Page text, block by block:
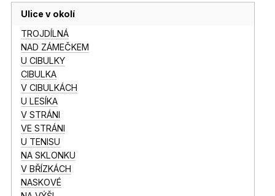
Ulice v okolí
TROJDÍLNÁ
NAD ZÁMEČKEM
U CIBULKY
CIBULKA
V CIBULKÁCH
U LESÍKA
V STRÁNI
VE STRÁNI
U TENISU
NA SKLONKU
V BŘÍZKÁCH
NASKOVÉ